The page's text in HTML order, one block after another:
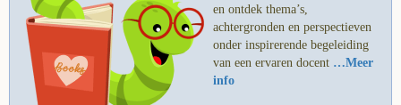
en ontdek thema’s,
achtergronden en perspectieven
onder inspirerende begeleiding
van een ervaren docent …Meer
info